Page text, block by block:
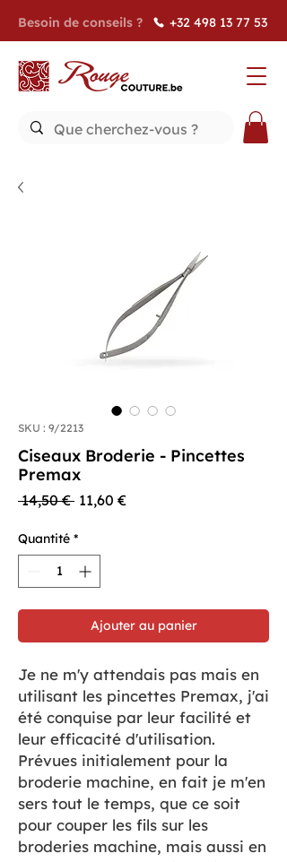
Besoin de conseils ? +32 498 13 77 53
SKU : 9/2213
Ciseaux Broderie - Pincettes
Premax
14,50 € Prix
11,60 €Prix
Quantité *
Ajouter au panier
Je ne m'y attendais pas mais en
utilisant les pincettes Premax, j'ai
été conquise par leur facilité et
leur efficacité d'utilisation.
Prévues initialement pour la
broderie machine, en fait je m'en
sers tout le temps, que ce soit
pour couper les fils sur les
broderies machine, mais aussi en